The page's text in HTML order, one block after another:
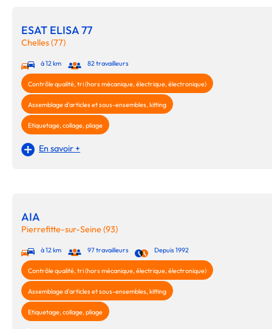
ESAT ELISA 77
Chelles (77)
à 12 km 82 travailleurs
Contrôle qualité, tri (hors mécanique, électrique, électronique)
Assemblage d'articles et sous-ensembles, kitting
Etiquetage, collage, pliage
En savoir +
AIA
Pierrefitte-sur-Seine (93)
à 12 km 97 travailleurs Depuis 1992
Contrôle qualité, tri (hors mécanique, électrique, électronique)
Assemblage d'articles et sous-ensembles, kitting
Etiquetage, collage, pliage